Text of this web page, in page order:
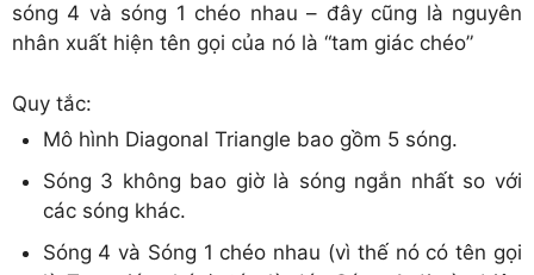
sóng 4 và sóng 1 chéo nhau – đây cũng là nguyên
nhân xuất hiện tên gọi của nó là “tam giác chéo”
Quy tắc:
Mô hình Diagonal Triangle bao gồm 5 sóng.
Sóng 3 không bao giờ là sóng ngắn nhất so với
các sóng khác.
Sóng 4 và Sóng 1 chéo nhau (vì thế nó có tên gọi